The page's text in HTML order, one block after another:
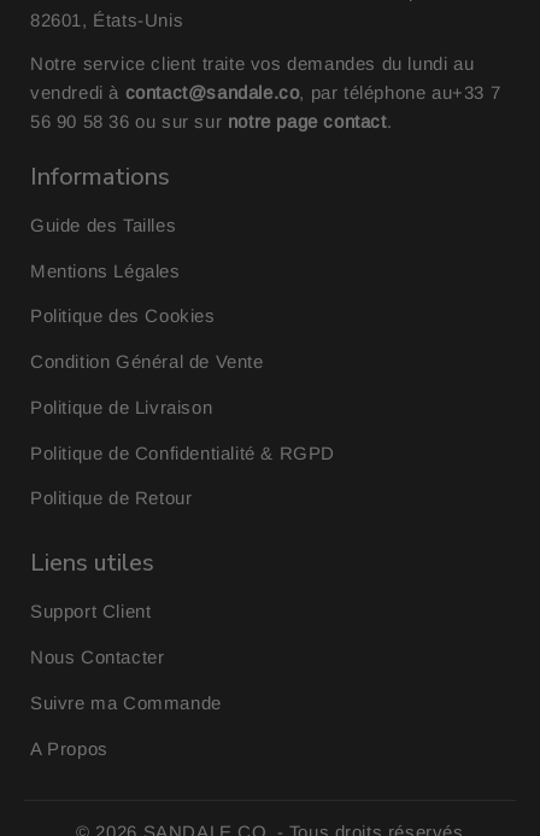
82601, États-Unis
Notre service client traite vos demandes du lundi au
vendredi à contact@sandale.co, par téléphone au+33 7
56 90 58 36ou sur sur notre page contact.
Informations
Guide des Tailles
Mentions Légales
Politique des Cookies
Condition Général de Vente
Politique de Livraison
Politique de Confidentialité & RGPD
Politique de Retour
Liens utiles
Support Client
Nous Contacter
Suivre ma Commande
A Propos
© 2026 SANDALE.CO - Tous droits réservés